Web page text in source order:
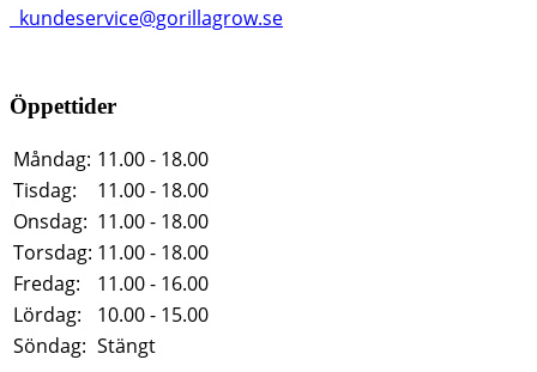
kundeservice@gorillagrow.se
Öppettider
Måndag: 11.00 - 18.00
Tisdag:
11.00 - 18.00
Onsdag: 11.00 - 18.00
Torsdag: 11.00 - 18.00
Fredag:
11.00 - 16.00
Lördag:
10.00 - 15.00
Söndag: Stängt